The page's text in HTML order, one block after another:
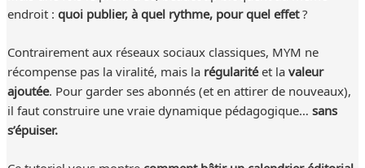
endroit :quoi publier, à quel rythme, pour quel effet?
Contrairement aux réseaux sociaux classiques, MYM ne
récompense pas la viralité, mais larégularitéet lavaleur
ajoutée. Pour garder ses abonnés (et en attirer de nouveaux),
il faut construire une vraie dynamique pédagogique…sans
s’épuiser.